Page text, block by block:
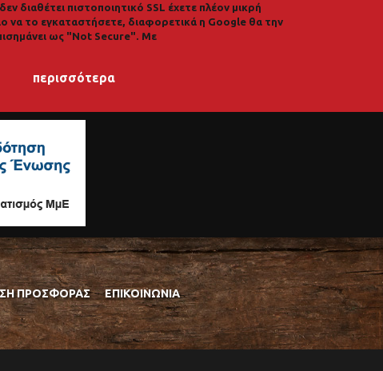
διαθέτει πιστοποιητικό SSL έχετε πλέον μικρή
να το εγκαταστήσετε, διαφορετικά η Google θα την
ως "Not Secure". Με
περισσότερα
ΠΡΟΣΦΟΡΆΣ ΕΠΙΚΟΙΝΩΝΊΑ